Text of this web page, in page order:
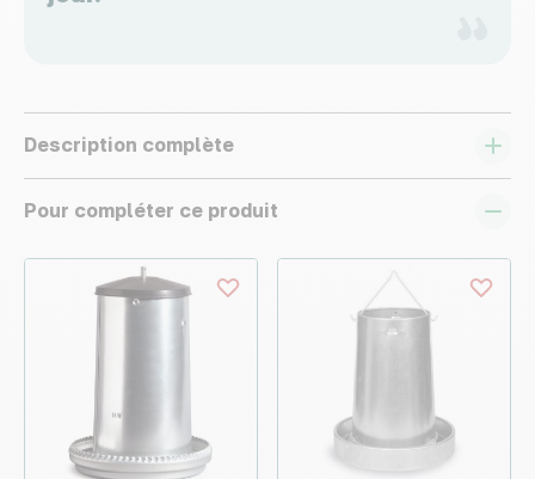
Description complète
Pour compléter ce produit